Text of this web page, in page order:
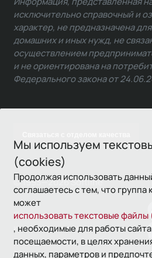
Мы используем
(cookies)
Продолжая использовать
соглашаетесь с тем, что
может
использовать текстовые
, необходимые для работы
посещаемости, в целях
данных, параметров и
исключительно справочный и
характер, не предназначена
домашних и иных нужд, не
осуществлением
и не ориентирована на
Федерального закона от
© 1993—2026 Softline
Политика
конфиденциальности
16+